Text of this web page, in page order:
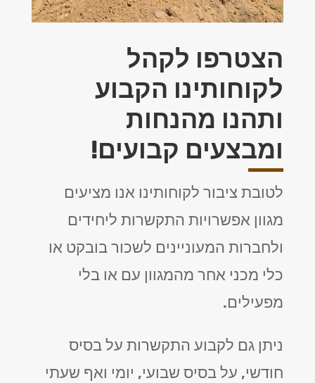
הצטרפו לקהל
לקוחותינו הקבוע
ותהנו מהנחות
ומבצעים קבועים!
לטובת ציבור לקוחותינו אנו מציעים
מגוון אפשרויות התקשרות ליחידים
ולחברות המעוניינים לשכור בובקט או
כלי מכני אחר מהמגוון עם או בלי
מפעילים.
ניתן גם לקבוע התקשרות על בסיס
חודשי, על בסיס שבועי, יומי ואף שעתי